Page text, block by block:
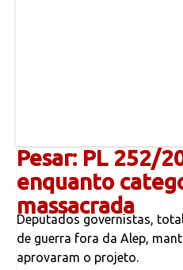
Pesar: PL 252/
enquanto
massacrada
Deputados governistas,
de guerra fora da Alep,
aprovaram o projeto.